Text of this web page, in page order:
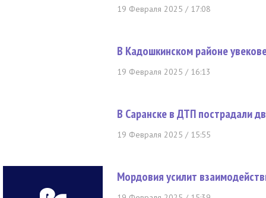
19 Февраля 2025 / 17:08
В Кадошкинском районе
19 Февраля 2025 / 16:13
В Саранске в ДТП пострадали
19 Февраля 2025 / 15:55
Мордовия усилит